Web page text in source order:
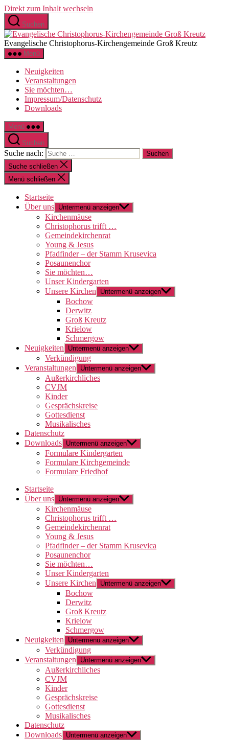
Direkt zum Inhalt wechseln
Suchen
Evangelische Christophorus-Kirchengemeinde Groß Kreutz
Menü
Neuigkeiten
Veranstaltungen
Sie möchten…
Impressum/Datenschutz
Downloads
Menü
Suchen
Suche nach:
Suche schließen
Menü schließen
Startseite
Über uns Untermenü anzeigen
Kirchenmäuse
Christophorus trifft …
Gemeindekirchenrat
Young & Jesus
Pfadfinder – der Stamm Krusevica
Posaunenchor
Sie möchten…
Unser Kindergarten
Unsere Kirchen
Untermenü anzeigen
Bochow
Derwitz
Groß Kreutz
Krielow
Schmergow
Neuigkeiten
Untermenü anzeigen
Verkündigung
Veranstaltungen
Untermenü anzeigen
Außerkirchliches
CVJM
Kinder
Gesprächskreise
Gottesdienst
Musikalisches
Datenschutz
Downloads Untermenü anzeigen
Formulare Kindergarten
Formulare Kirchgemeinde
Formulare Friedhof
Startseite
Über uns Untermenü anzeigen
Kirchenmäuse
Christophorus trifft …
Gemeindekirchenrat
Young & Jesus
Pfadfinder – der Stamm Krusevica
Posaunenchor
Sie möchten…
Unser Kindergarten
Unsere Kirchen
Untermenü anzeigen
Bochow
Derwitz
Groß Kreutz
Krielow
Schmergow
Neuigkeiten
Untermenü anzeigen
Verkündigung
Veranstaltungen
Untermenü anzeigen
Außerkirchliches
CVJM
Kinder
Gesprächskreise
Gottesdienst
Musikalisches
Datenschutz
Downloads Untermenü anzeigen